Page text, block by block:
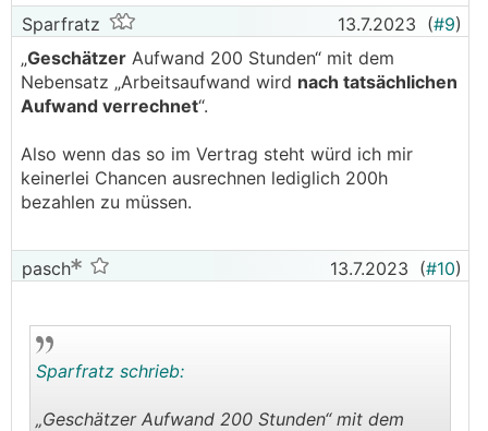
wieder.
Irgendwie ist das seeeehhhhr mühsam am Bau.
Aber da muss man durch.
Sparfratz 13.7.2023 (#9)
„Geschätzer Aufwand 200 Stunden“ mit dem
Nebensatz „Arbeitsaufwand wird nach tatsächlichen
Aufwand verrechnet“.
Also wenn das so im Vertrag steht würd ich mir
keinerlei Chancen ausrechnen lediglich 200h
bezahlen zu müssen.
pasch 13.7.2023 (#10)
Sparfratz schrieb:
„Geschätzer Aufwand 200 Stunden“ mit dem